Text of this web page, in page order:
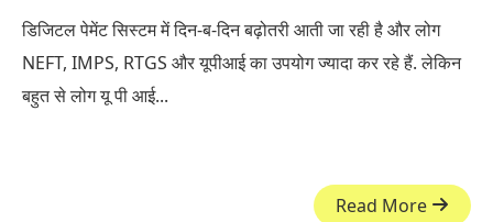
डिजिटल पेमेंट सिस्टम में दिन-ब-दिन बढ़ोतरी आती जा रही है और लोग
NEFT, IMPS, RTGS और यूपीआई का उपयोग ज्यादा कर रहे हैं. लेकिन
बहुत से लोग यू पी आई...
Read More